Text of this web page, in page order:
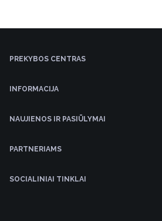
PREKYBOS CENTRAS
INFORMACIJA
NAUJIENOS IR PASIŪLYMAI
PARTNERIAMS
SOCIALINIAI TINKLAI